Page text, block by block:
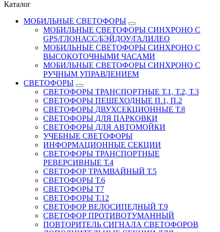
Каталог
МОБИЛЬНЫЕ СВЕТОФОРЫ
МОБИЛЬНЫЕ СВЕТОФОРЫ СИНХРОНО С
GPS/ГЛОНАСС/БЭЙДОУ/ГАЛИЛЕО
МОБИЛЬНЫЕ СВЕТОФОРЫ СИНХРОНО С
ВЫСОКОТОЧНЫМИ ЧАСАМИ
МОБИЛЬНЫЕ СВЕТОФОРЫ СИНХРОНО С
РУЧНЫМ УПРАВЛЕНИЕМ
СВЕТОФОРЫ
СВЕТОФОРЫ ТРАНСПОРТНЫЕ Т.1, Т.2, Т.3
СВЕТОФОРЫ ПЕШЕХОДНЫЕ П.1, П.2
СВЕТОФОРЫ ДВУХСЕКЦИОННЫЕ Т.8
СВЕТОФОРЫ ДЛЯ ПАРКОВКИ
СВЕТОФОРЫ ДЛЯ АВТОМОЙКИ
УЧЕБНЫЕ СВЕТОФОРЫ
ИНФОРМАЦИОННЫЕ СЕКЦИИ
СВЕТОФОРЫ ТРАНСПОРТНЫЕ
РЕВЕРСИВНЫЕ Т.4
СВЕТОФОР ТРАМВАЙНЫЙ Т.5
СВЕТОФОРЫ Т.6
СВЕТОФОРЫ Т7
СВЕТОФОРЫ Т.12
СВЕТОФОР ВЕЛОСИПЕДНЫЙ Т.9
СВЕТОФОР ПРОТИВОТУМАННЫЙ
ПОВТОРИТЕЛЬ СИГНАЛА СВЕТОФОРОВ